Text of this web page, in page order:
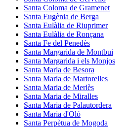
Santa Coloma de Gramenet
Santa Eugènia de Berga
Santa Eulàlia de Riuprimer
Santa Eulàlia de Ronçana
Santa Fe del Penedès
Santa Margarida de Montbui
Santa Margarida i els Monjos
Santa Maria de Besora
Santa Maria de Martorelles
Santa Maria de Merlès
Santa Maria de Miralles
Santa Maria de Palautordera
Santa Maria d'Oló
Santa Perpètua de Mogoda